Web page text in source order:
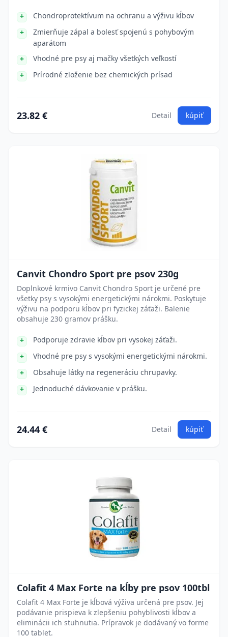
Chondroprotektívum na ochranu a výživu kĺbov
Zmierňuje zápal a bolesť spojenú s pohybovým
aparátom
Vhodné pre psy aj mačky všetkých veľkostí
Prírodné zloženie bez chemických prísad
23.82 € Detail kúpiť
Canvit Chondro Sport pre psov 230g
Doplnkové krmivo Canvit Chondro Sport je určené pre
všetky psy s vysokými energetickými nárokmi. Poskytuje
výživu na podporu kĺbov pri fyzickej záťaži. Balenie
obsahuje 230 gramov prášku.
Podporuje zdravie kĺbov pri vysokej záťaži.
Vhodné pre psy s vysokými energetickými nárokmi.
Obsahuje látky na regeneráciu chrupavky.
Jednoduché dávkovanie v prášku.
24.44 € Detail kúpiť
Colafit 4 Max Forte na kĺby pre psov 100tbl
Colafit 4 Max Forte je kĺbová výživa určená pre psov. Jej
podávanie prispieva k zlepšeniu pohyblivosti kĺbov a
eliminácii ich stuhnutia. Prípravok je dodávaný vo forme
100 tablet.